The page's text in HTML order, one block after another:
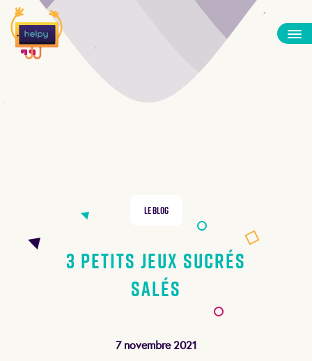
Le Blog
3 petits jeux sucrés
salés
7 novembre 2021